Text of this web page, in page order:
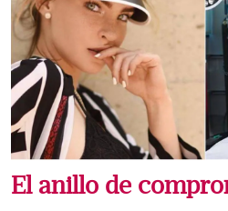
El anillo de